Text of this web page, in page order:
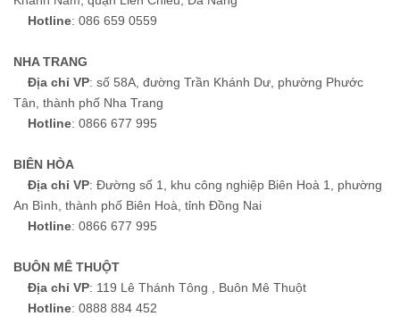
Hotline: 086 659 0559
NHA TRANG
Địa chỉ VP: số 58A, đường Trần Khánh Dư, phường Phước
Tân, thành phố Nha Trang
Hotline: 0866 677 995
BIÊN HÒA
Địa chỉ VP: Đường số 1, khu công nghiệp Biên Hoà 1, phường
An Bình, thành phố Biên Hoà, tỉnh Đồng Nai
Hotline: 0866 677 995
BUÔN MÊ THUỘT
Địa chỉ VP: 119 Lê Thánh Tông , Buôn Mê Thuột
Hotline: 0888 884 452